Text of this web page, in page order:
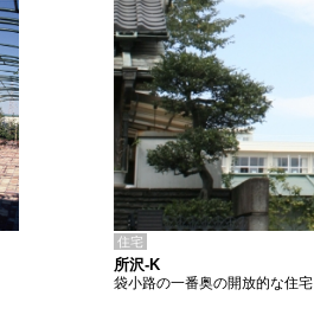
住宅
所沢-K
袋小路の一番奥の開放的な住宅